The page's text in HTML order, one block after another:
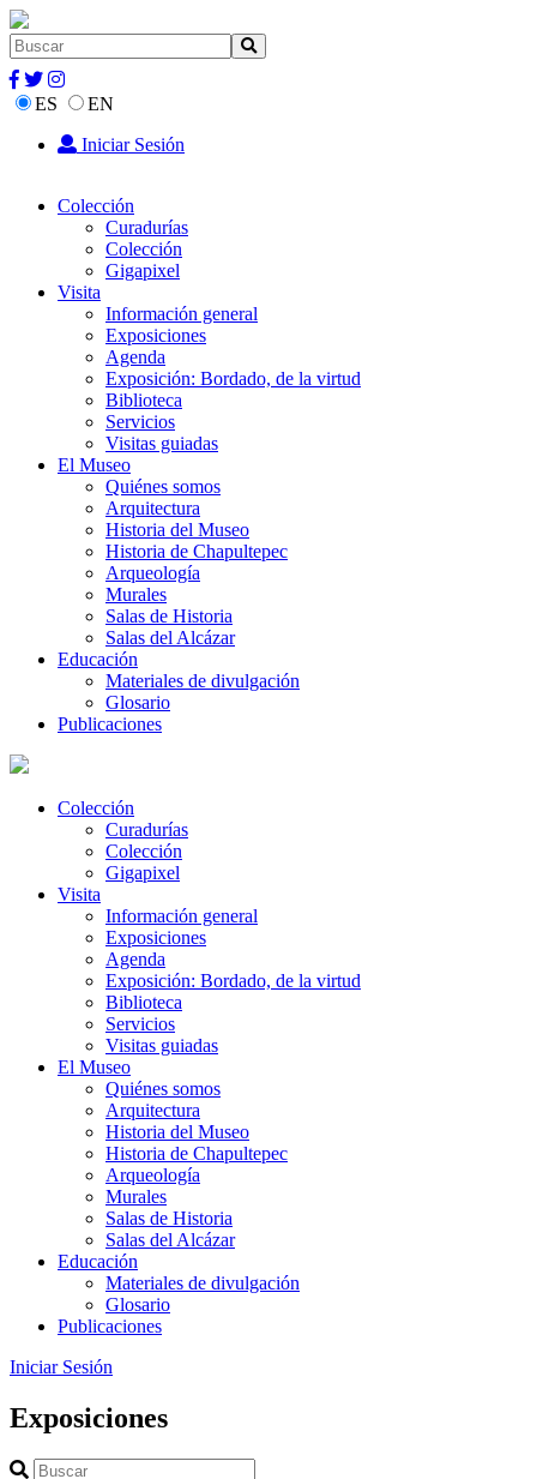
ES
EN
Iniciar Sesión
Colección
Curadurías
Colección
Gigapixel
Visita
Información general
Exposiciones
Agenda
Exposición: Bordado, de la virtud
Biblioteca
Servicios
Visitas guiadas
El Museo
Quiénes somos
Arquitectura
Historia del Museo
Historia de Chapultepec
Arqueología
Murales
Salas de Historia
Salas del Alcázar
Educación
Materiales de divulgación
Glosario
Publicaciones
Colección
Curadurías
Colección
Gigapixel
Visita
Información general
Exposiciones
Agenda
Exposición: Bordado, de la virtud
Biblioteca
Servicios
Visitas guiadas
El Museo
Quiénes somos
Arquitectura
Historia del Museo
Historia de Chapultepec
Arqueología
Murales
Salas de Historia
Salas del Alcázar
Educación
Materiales de divulgación
Glosario
Publicaciones
Iniciar Sesión
Exposiciones